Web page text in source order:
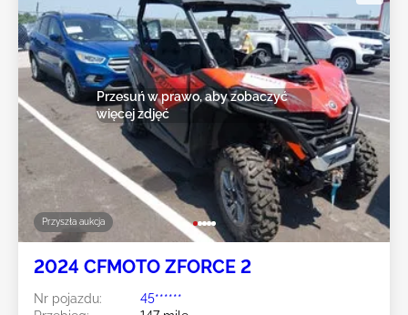
Przyszła aukcja
Przesuń w prawo, aby zobaczyć
więcej zdjęć
2024 CFMOTO ZFORCE 2
Nr pojazdu:
45******